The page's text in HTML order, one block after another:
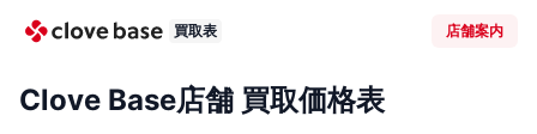
買取表 店舗案内
Clove Base店舗 買取価格表